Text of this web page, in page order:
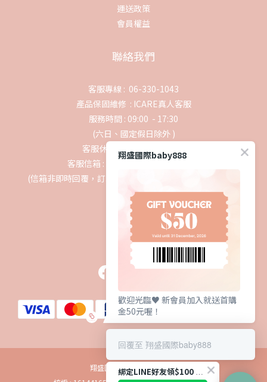
運送政策
會員權益
聯絡我們
客服專線 : 06-330-1043
產品保固維修 : ICARE真人客服
服務時間 : 09:00 - 17:30
(六日、國定假日除外 )
客服休息時間 : 12:30-13:30
客服信箱 : service@topping2.com
(信箱非即時回覆，訂單事宜請轉聯絡我們或撥打客服專線)
追蹤我們
翔盛國際貿易股份有限公司
翔盛國際baby888
歡迎光臨♥️ 新會員加入就送首購
金50元喔！
回覆至 翔盛國際baby888
綁定LINE好友領$100 購物金